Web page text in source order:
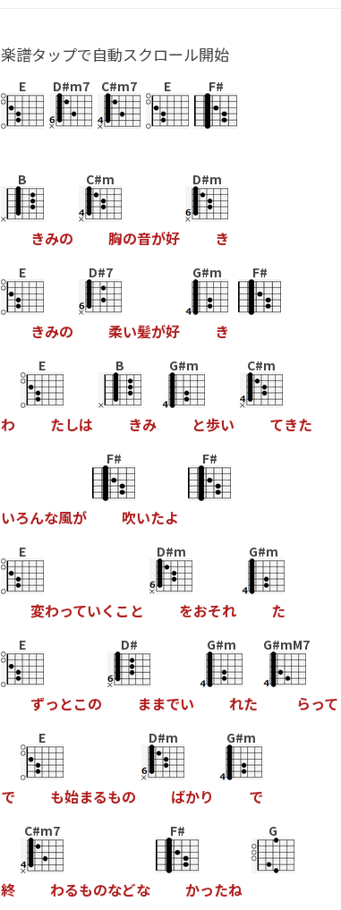
楽譜タップで自動スクロール開始
E D#m7 C#m7 E F#
B
きみの
C#m
胸の音が好
D#m
き
E
きみの
D#7
柔い髪が好
G#m
き
F#
わ
E
たしは
B
きみ
G#m
と歩い
C#m
てきた
いろんな風が
F#
吹いたよ
F#
E
変わっていく こ と
D#m
をおそれ
G#m
た
E
ずっ とこの
D#
ままでい
G#m
れた
G#mM7
らって
で
E
も始まるもの
D#m
ばかり
G#m
で
終
C#m7
わるものなどな
F#
かったね
G